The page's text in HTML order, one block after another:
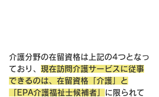
介護分野の在留資格は上記の4つとなっ
ており、 現在訪問介護サービスに従事
できるのは、在留資格「介護」と
「EPA介護福祉士候補者」 に限られて